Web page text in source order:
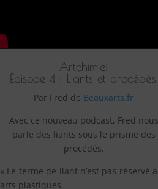
Artchimie!
Épisode 4 : Liants et procédés.
Par Fred de Beauxarts.fr
Avec ce nouveau podcast, Fred nous
parle des liants sous le prisme des
procédés.
« Le terme de liant n’est pas réservé
arts plastiques.